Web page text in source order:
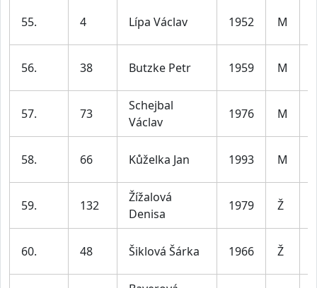
55. 4 Lípa Václav 1952 M
56. 38 Butzke Petr 1959 M
57. 73
Schejbal
Václav
1976 M
58. 66 Kůželka Jan 1993 M
59. 132
Žížalová
Denisa
1979 Ž
60. 48 Šiklová Šárka 1966 Ž